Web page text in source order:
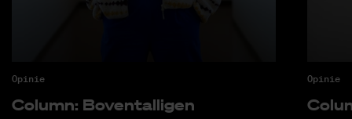
Opinie
Co­lumn: Bo­ven­tal­li­gen
Opinie